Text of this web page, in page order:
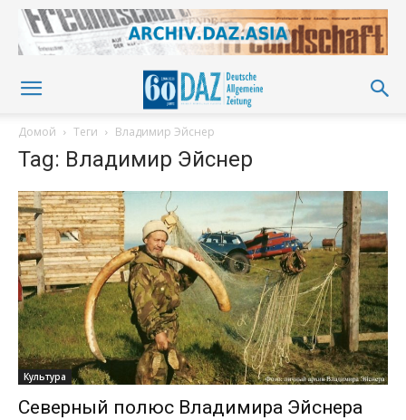
Домой Теги Владимир Эйснер
Tag: Владимир Эйснер
Культура
Северный полюс Владимира Эйснера